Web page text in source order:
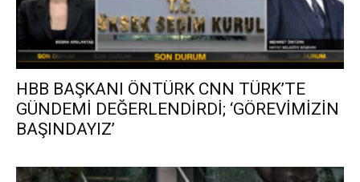
HBB BAŞKANI ÖNTÜRK CNN TÜRK’TE
GÜNDEMİ DEĞERLENDİRDİ; ‘GÖREVİMİZİN
BAŞINDAYIZ’